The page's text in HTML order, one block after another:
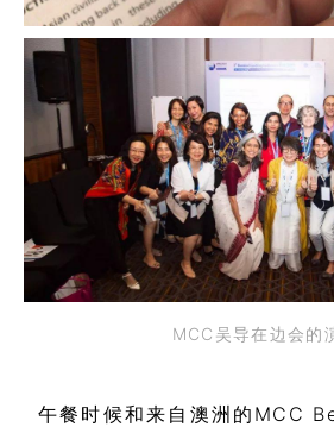
MCC吴导在边会的
午餐时候和来自澳洲的MCC